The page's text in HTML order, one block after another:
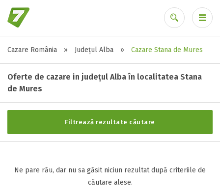
Cazare România » Județul Alba » Cazare Stana de Mures
Oferte de cazare in județul Alba în localitatea Stana
de Mures
Filtrează rezultate căutare
Stele / margarete
Neclasificat
1 stea / margareta
3 stele / margarete
4 stele / margarete
Selecteaza pretul
Ne pare rău, dar nu sa găsit niciun rezultat după criteriile de
căutare alese.